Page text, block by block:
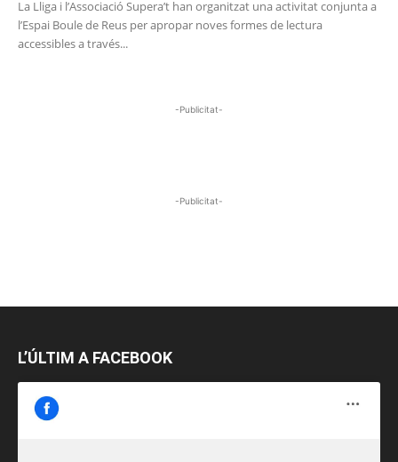
La Lliga i l’Associació Supera’t han organitzat una activitat conjunta a
l’Espai Boule de Reus per apropar noves formes de lectura
accessibles a través...
-Publicitat-
-Publicitat-
L’ÚLTIM A FACEBOOK